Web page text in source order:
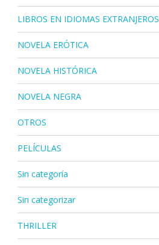
LIBROS EN IDIOMAS EXTRANJEROS
NOVELA ERÓTICA
NOVELA HISTÓRICA
NOVELA NEGRA
OTROS
PELÍCULAS
Sin categoría
Sin categorizar
THRILLER